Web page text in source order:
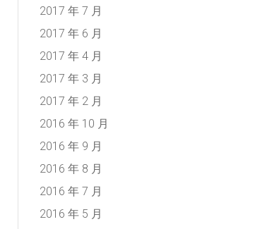
2017 年 7 月
2017 年 6 月
2017 年 4 月
2017 年 3 月
2017 年 2 月
2016 年 10 月
2016 年 9 月
2016 年 8 月
2016 年 7 月
2016 年 5 月